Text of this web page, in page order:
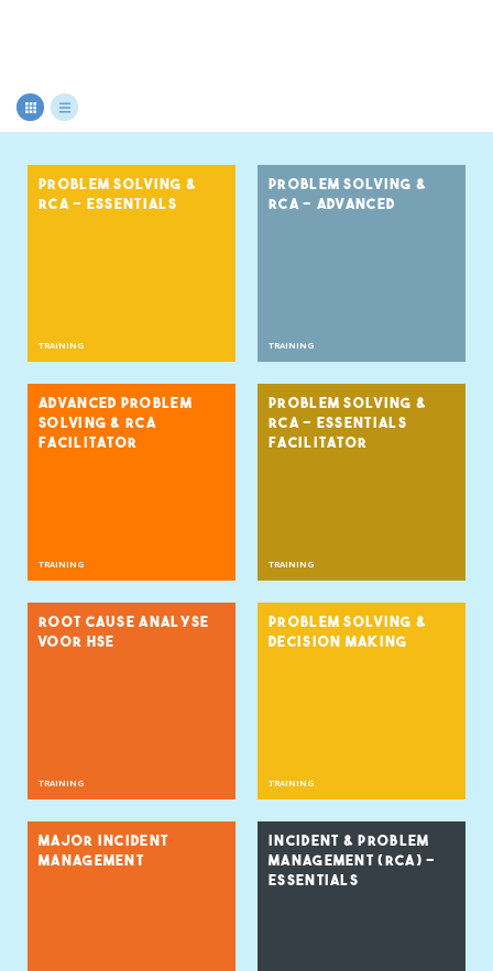
PROBLEM SOLVING &
RCA - ESSENTIALS
TRAINING
PROBLEM SOLVING &
RCA - ADVANCED
TRAINING
ADVANCED PROBLEM
SOLVING & RCA
FACILITATOR
TRAINING
PROBLEM SOLVING &
RCA - ESSENTIALS
FACILITATOR
TRAINING
ROOT CAUSE ANALYSE
VOOR HSE
TRAINING
PROBLEM SOLVING &
DECISION MAKING
TRAINING
MAJOR INCIDENT
MANAGEMENT
INCIDENT & PROBLEM
MANAGEMENT (RCA) –
ESSENTIALS